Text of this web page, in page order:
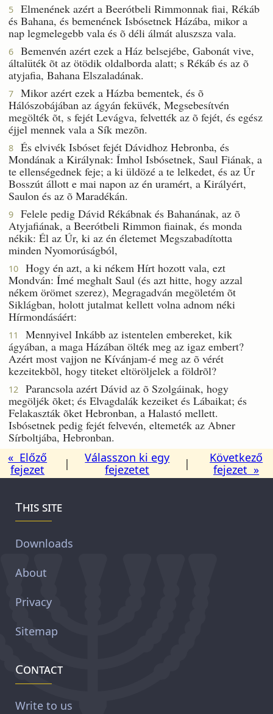
5
Elmenének azért a Beerótbeli Rimmonnak fiai, Rékáb
és Bahana, és bemenének Isbósetnek Házába, mikor a
nap legmelegebb vala és õ déli álmát aluszsza vala.
6
Bemenvén azért ezek a Ház belsejébe, Gabonát vive,
általüték õt az ötödik oldalborda alatt; s Rékáb és az õ
atyjafia, Bahana Elszaladának.
7
Mikor azért ezek a Házba bementek, és õ
Hálószobájában az ágyán feküvék, Megsebesítvén
megölték õt, s fejét Levágva, felvették az õ fejét, és egész
éjjel mennek vala a Sík mezõn.
8
És elvivék Isbóset fejét Dávidhoz Hebronba, és
Mondának a Királynak: Ímhol Isbósetnek, Saul Fiának, a
te ellenségednek feje; a ki üldözé a te lelkedet, és az Úr
Bosszút állott e mai napon az én uramért, a Királyért,
Saulon és az õ Maradékán.
9
Felele pedig Dávid Rékábnak és Bahanának, az õ
Atyjafiának, a Beerótbeli Rimmon fiainak, és monda
nékik: Él az Úr, ki az én életemet Megszabadította
minden Nyomorúságból,
10
Hogy én azt, a ki nékem Hírt hozott vala, ezt
Mondván: Ímé meghalt Saul (és azt hitte, hogy azzal
nékem örömet szerez), Megragadván megöletém õt
Siklágban, holott jutalmat kellett volna adnom néki
Hírmondásáért:
11
Mennyivel Inkább az istentelen embereket, kik
ágyában, a maga Házában ölték meg az igaz embert?
Azért most vajjon ne Kívánjam-é meg az õ vérét
kezeitekbõl, hogy titeket eltöröljelek a földrõl?
12
Parancsola azért Dávid az õ Szolgáinak, hogy
megöljék õket; és Elvagdalák kezeiket és Lábaikat; és
Felakaszták õket Hebronban, a Halastó mellett.
Isbósetnek pedig fejét felvevén, eltemeték az Abner
Sírboltjába, Hebronban.
« Előző
fejezet
|
Válasszon ki egy
fejezetet
|
Következő
fejezet »
This site
Downloads
About
Privacy
Sitemap
Contact
Write to us